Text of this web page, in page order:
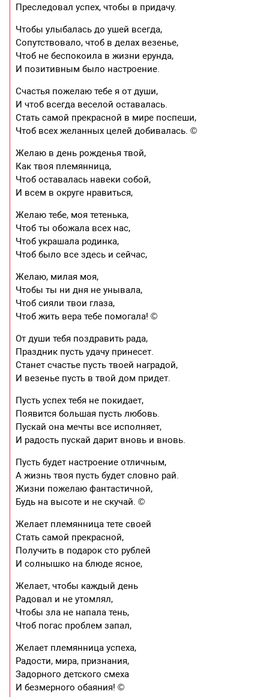
Преследовал успех, чтобы в придачу.
Чтобы улыбалась до ушей всегда,
Сопутствовало, чтоб в делах везенье,
Чтоб не беспокоила в жизни ерунда,
И позитивным было настроение.
Счастья пожелаю тебе я от души,
И чтоб всегда веселой оставалась.
Стать самой прекрасной в мире поспеши,
Чтоб всех желанных целей добивалась. ©
Желаю в день рожденья твой,
Как твоя племянница,
Чтоб оставалась навеки собой,
И всем в округе нравиться,
Желаю тебе, моя тетенька,
Чтоб ты обожала всех нас,
Чтоб украшала родинка,
Чтоб было все здесь и сейчас,
Желаю, милая моя,
Чтобы ты ни дня не унывала,
Чтоб сияли твои глаза,
Чтоб жить вера тебе помогала! ©
От души тебя поздравить рада,
Праздник пусть удачу принесет.
Станет счастье пусть твоей наградой,
И везенье пусть в твой дом придет.
Пусть успех тебя не покидает,
Появится большая пусть любовь.
Пускай она мечты все исполняет,
И радость пускай дарит вновь и вновь.
Пусть будет настроение отличным,
А жизнь твоя пусть будет словно рай.
Жизни пожелаю фантастичной,
Будь на высоте и не скучай. ©
Желает племянница тете своей
Стать самой прекрасной,
Получить в подарок сто рублей
И солнышко на блюде ясное,
Желает, чтобы каждый день
Радовал и не утомлял,
Чтобы зла не напала тень,
Чтоб погас проблем запал,
Желает племянница успеха,
Радости, мира, признания,
Задорного детского смеха
И безмерного обаяния! ©